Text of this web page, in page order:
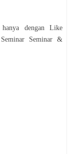
hanya dengan Like
Seminar
Seminar &